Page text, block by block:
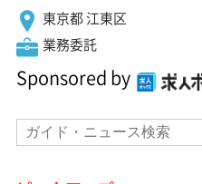
東京都 江東区
業務委託
Sponsored by